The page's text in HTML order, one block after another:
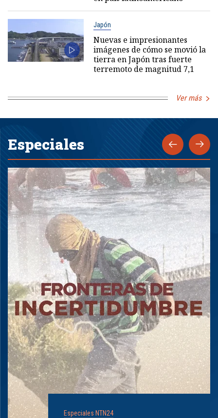
Japón
Nuevas e impresionantes
imágenes de cómo se movió la
tierra en Japón tras fuerte
terremoto de magnitud 7,1
Ver más
Especiales
Especiales NTN24